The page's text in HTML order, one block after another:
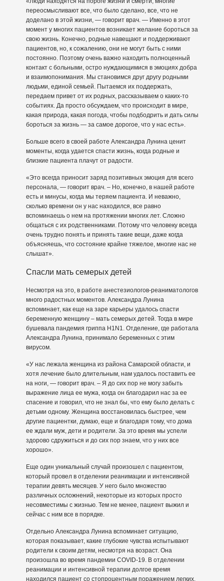
переосмысливают все, что было сделано, все, что не
доделано в этой жизни, — говорит врач. — Именно в этот
момент у многих пациентов возникает желание бороться за
свою жизнь. Конечно, родные навещают и поддерживают
пациентов, но, к сожалению, они не могут быть с ними
постоянно. Поэтому очень важно находить полноценный
контакт с больными, остро нуждающимися в эмоциях добра
и взаимопонимания. Мы становимся друг другу родными
людьми, единой семьей. Пытаемся их поддержать,
передаем привет от их родных, рассказываем о каких-то
событиях. Да просто обсуждаем, что происходит в мире,
какая природа, какая погода, чтобы подбодрить и дать силы
бороться за жизнь — за самое дорогое, что у нас есть».
Больше всего в своей работе Александра Лунина ценит
моменты, когда удается спасти жизнь, когда родные и
близкие пациента плачут от радости.
«Это всегда приносит заряд позитивных эмоция для всего
персонала, — говорит врач. – Но, конечно, в нашей работе
есть и минусы, когда мы теряем пациента. И неважно,
сколько времени он у нас находился, все равно
вспоминаешь о нем на протяжении многих лет. Сложно
общаться с их родственниками. Потому что человеку всегда
очень трудно понять и принять такие вещи, даже когда
объясняешь, что состояние крайне тяжелое, многие нас не
слышат».
Спасли мать семерых детей
Несмотря на это, в работе анестезиологов-реаниматологов
много радостных моментов. Александра Лунина
вспоминает, как еще на заре карьеры удалось спасти
беременную женщину – мать семерых детей. Тогда в мире
бушевала пандемия гриппа H1N1. Отделение, где работала
Александра Лунина, принимало беременных с этим
вирусом.
«У нас лежала женщина из района Самарской области, и
хотя лечение было длительным, нам удалось поставить ее
на ноги, — говорит врач. – Я до сих пор не могу забыть
выражение лица ее мужа, когда он благодарил нас за ее
спасение и говорил, что не знал бы, что ему было делать с
детьми одному. Женщина восстановилась быстрее, чем
другие пациентки, думаю, еще и благодаря тому, что дома
ее ждали муж, дети и родители. За это время мы успели
здорово сдружиться и до сих пор знаем, что у них все
хорошо».
Еще один уникальный случай произошел с пациентом,
который провел в отделении реанимации и интенсивной
терапии девять месяцев. У него было множество
различных осложнений, некоторые из которых просто
несовместимы с жизнью. Тем не менее, пациент выжил и
сейчас с ним все в порядке.
Отдельно Александра Лунина вспоминает ситуацию,
которая показывает, какие глубокие чувства испытывают
родители к своим детям, несмотря на возраст. Она
произошла во время пандемии COVID-19. В отделении
реанимации и интенсивной терапии долгое время
находился пациент со стопроцентным поражением легких.